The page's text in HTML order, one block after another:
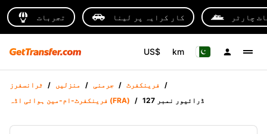
تجربات کار کرایہ پر لینا چارٹر
US$ km
ٹرانسفرز / منزلیں / جرمنی / فرینکفرٹ /
فرینکفرٹ-ام-مین ہوائی اڈہ (FRA) / ڈرائیور نمبر 127